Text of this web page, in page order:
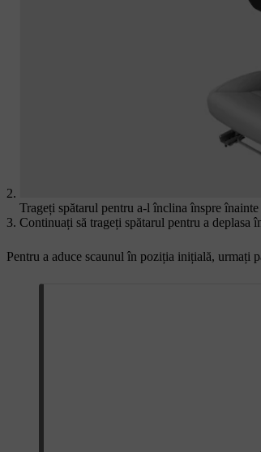
Trageți spătarul pentru a-l înclina înspre înainte
Continuați să trageți spătarul pentru a deplasa
Pentru a aduce scaunul în poziția inițială, urmați